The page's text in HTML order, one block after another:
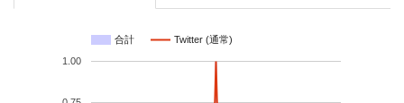
合計 Twitter (通常)
1.00